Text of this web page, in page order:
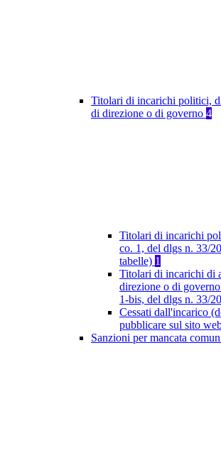
Titolari di incarichi politici,
di direzione o di governo 4
Titolari di incarichi
co. 1, del dlgs n. 33/
tabelle) 1
Titolari di incarichi di
direzione o di
1-bis, del dlgs n. 33/
Cessati dall'incarico
pubblicare sul sito
Sanzioni per mancata